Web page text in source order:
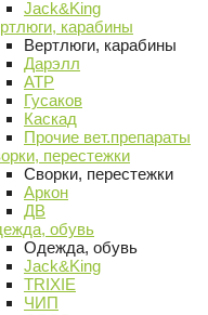
Jack&King
карабины
Вертлюги, карабины
Дарэлл
АТР
Гусаков
Каскад
Прочие вет.препараты
перестежки
Сворки, перестежки
Аркон
ДВ
обувь
Одежда, обувь
Jack&King
TRIXIE
ЧИП